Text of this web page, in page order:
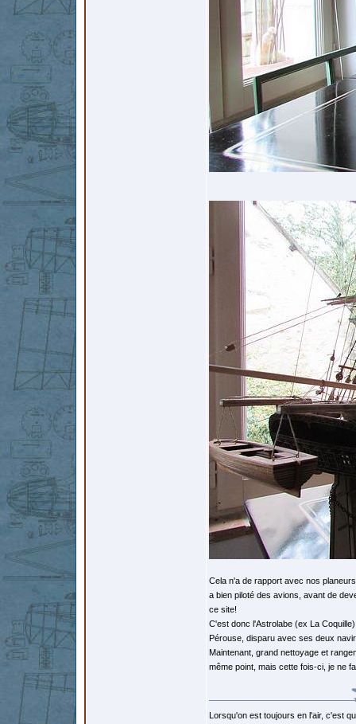
Cela n'a de rapport avec nos
a bien piloté des avions, avant de
ce site!
C'est donc l'Astrolabe (ex La
Pérouse, disparu avec ses deux
Maintenant, grand nettoyage et
même point, mais cette fois-ci, je ne
Lorsqu'on est toujours en l'air, c'est